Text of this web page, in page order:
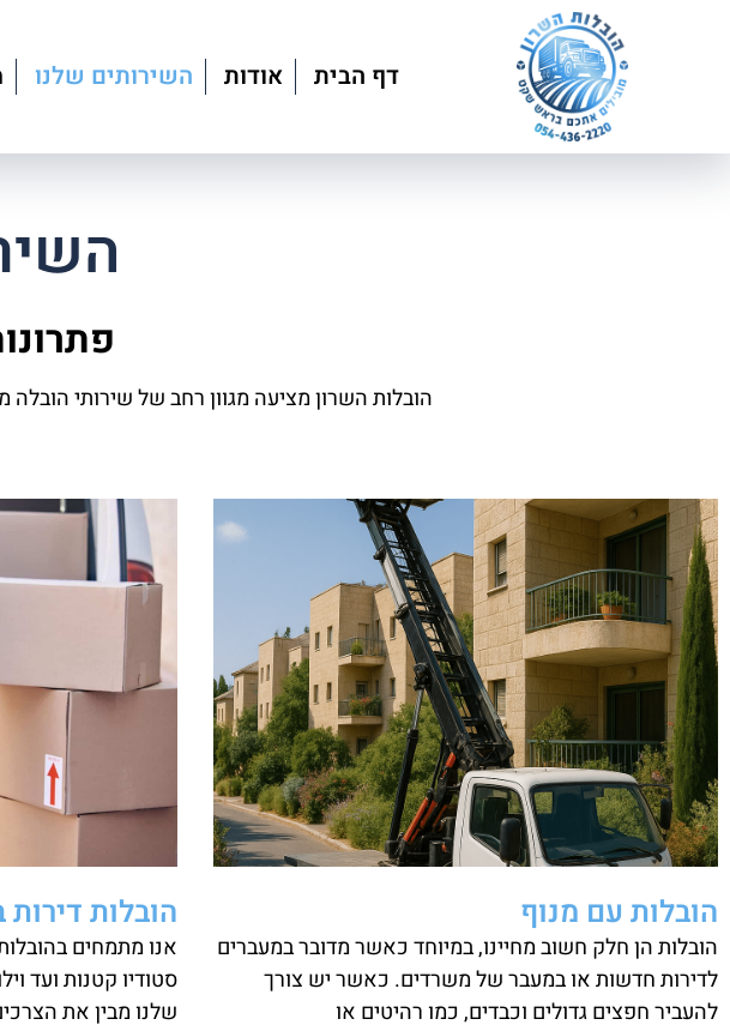
דף הבית אודות השירותים שלנו
הובלות השרון מציעה מגוון רחב של שירותי
הובלות עם מנוף
הובלות הן חלק חשוב מחיינו, במיוחד כאשר מדובר במעברים
לדירות חדשות או במעבר של משרדים. כאשר יש צורך
להעביר חפצים גדולים וכבדים, כמו רהיטים או
הובלות
אנו מתמחים
סטודיו קטנות ועד
שלנו מבין את